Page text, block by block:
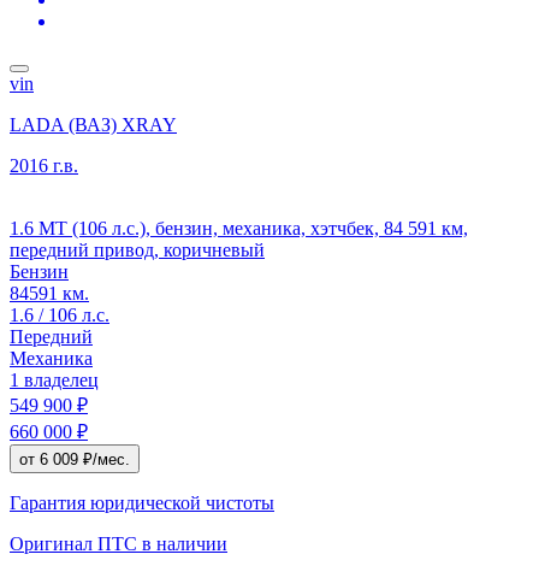
vin
LADA (ВАЗ) XRAY
2016 г.в.
1.6 MT (106 л.с.), бензин, механика, хэтчбек, 84 591 км,
передний привод, коричневый
Бензин
84591 км.
1.6 / 106 л.с.
Передний
Механика
1 владелец
549 900 ₽
660 000 ₽
от 6 009 ₽/мес.
Гарантия юридической чистоты
Оригинал ПТС в наличии